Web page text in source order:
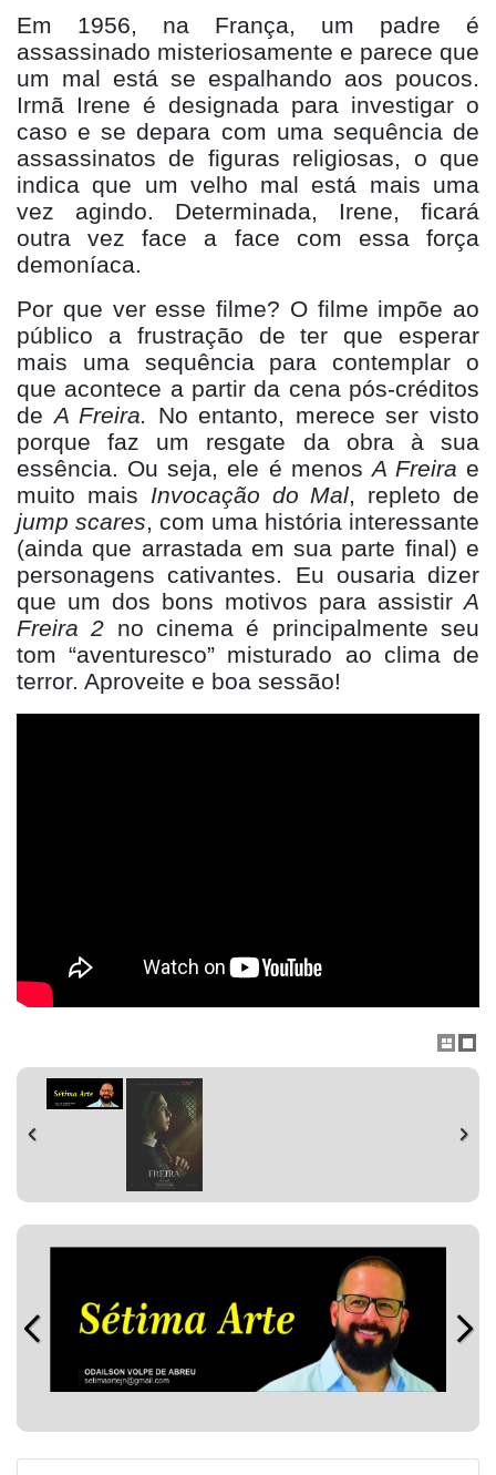
Em 1956, na França, um padre é
assassinado misteriosamente e parece que
um mal está se espalhando aos poucos.
Irmã Irene é designada para investigar o
caso e se depara com uma sequência de
assassinatos de figuras religiosas, o que
indica que um velho mal está mais uma
vez agindo. Determinada, Irene, ficará
outra vezface a face com essa força
demoníaca.
Por que ver esse filme? O filme impõe ao
público a frustração de ter que esperar
mais uma sequência para contemplar o
que acontece a partir da cena pós-créditos
deA Freira. No entanto, merece ser visto
porque faz um resgate da obra à sua
essência. Ou seja, ele é menosA Freira e
muito mais Invocação do Mal, repleto de
jump scares, com uma história interessante
(ainda que arrastada em sua parte final) e
personagens cativantes. Eu ousaria dizer
que um dos bons motivos para assistirA
Freira 2 no cinema é principalmente seu
tom “aventuresco” misturado ao clima de
terror. Aproveite e boa sessão!